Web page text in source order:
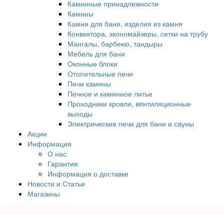
Каминные принадлежности
Камины
Камни для бани, изделия из камня
Конвектора, экономайзеры, сетки на трубу
Мангалы, барбекю, тандыры
Мебель для бани
Оконные блоки
Отопительные печи
Печи камины
Печное и каминное литье
Проходники кровли, вeнтиляционные
выходы
Электрические печи для бани и сауны
Акции
Информация
О нас
Гарантия
Информация о доставке
Новости и Статьи
Магазины